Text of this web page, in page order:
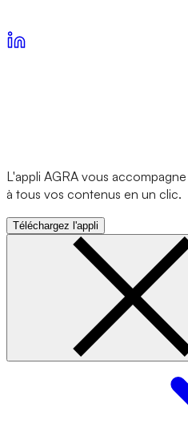
L'appli AGRA vous
à tous vos contenus en un clic.
Téléchargez l'appli